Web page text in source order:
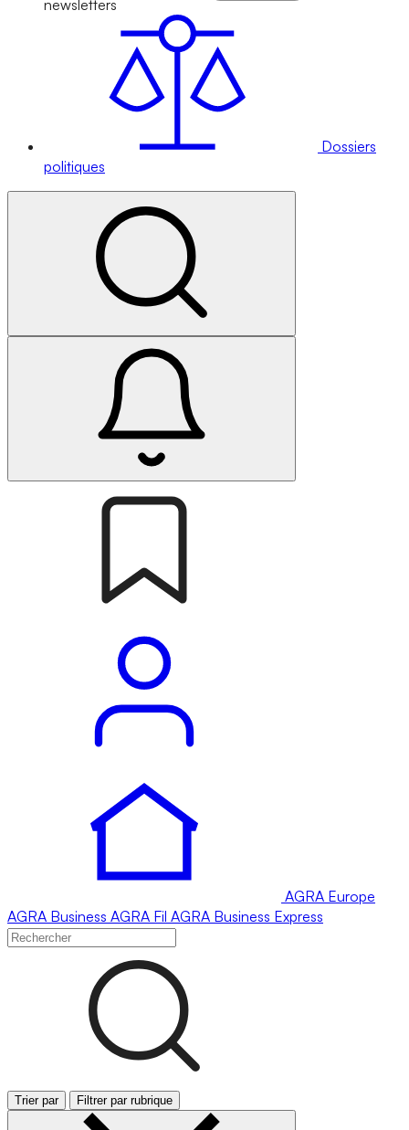
newsletters
Dossiers
politiques
AGRA Europe
AGRA Business AGRA Fil AGRA Business Express
Trier par Filtrer par rubrique